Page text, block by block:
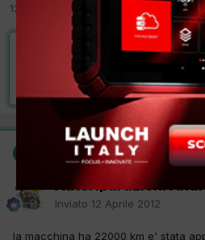
12 Aprile 2012
VAI ALLA
Risolta da Autoriparazioni
SOLUZIONE
Inviato 12 Aprile 2012
la macchina ha 22000 km e' stata